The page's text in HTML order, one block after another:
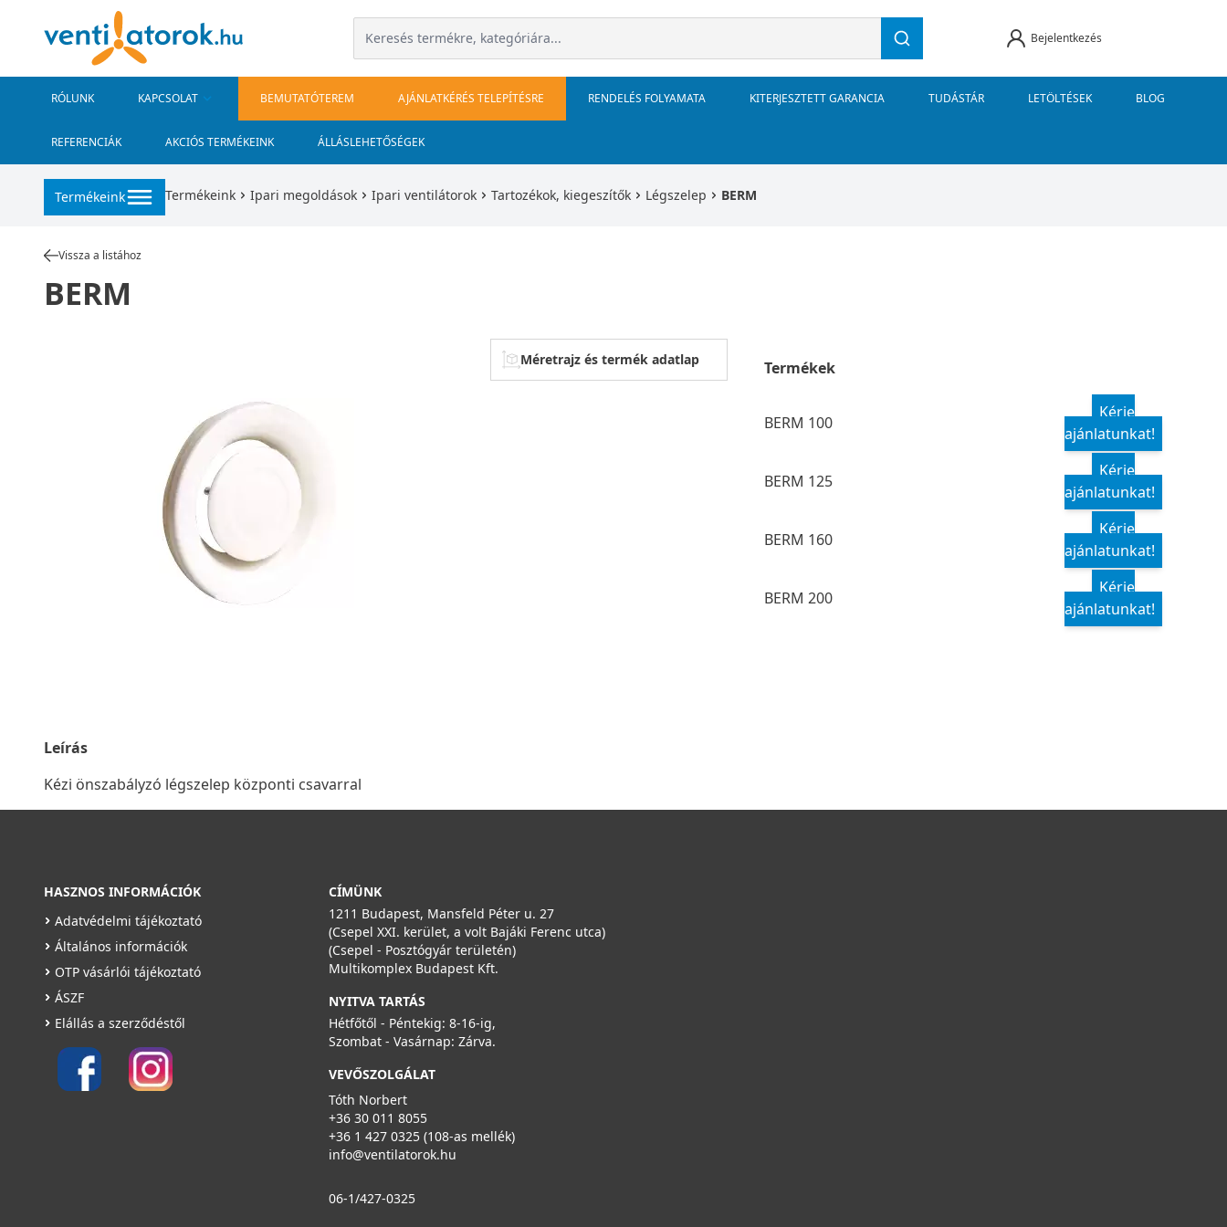
Bejelentkezés
RÓLUNK KAPCSOLAT BEMUTATÓTEREM AJÁNLATKÉRÉS TELEPÍTÉSRE RENDELÉS FOLYAMATA KITERJESZTETT GARANCIA TUDÁSTÁR LETÖLTÉSEK BLOG
REFERENCIÁK AKCIÓS TERMÉKEINK ÁLLÁSLEHETŐSÉGEK
Termékeink Termékeink Ipari megoldások Ipari ventilátorok Tartozékok, kiegeszítők Légszelep BERM
Vissza a listához
BERM
Méretrajz és termék adatlap
Leírás
Kézi önszabályzó légszelep központi csavarral
Termékek
BERM 100
Kérje
ajánlatunkat!
BERM 125
Kérje
ajánlatunkat!
BERM 160
Kérje
ajánlatunkat!
BERM 200
Kérje
ajánlatunkat!
HASZNOS INFORMÁCIÓK
Adatvédelmi tájékoztató
Általános információk
OTP vásárlói tájékoztató
ÁSZF
Elállás a szerződéstől
CÍMÜNK
1211 Budapest, Mansfeld Péter u. 27
(Csepel XXI. kerület, a volt Bajáki Ferenc utca)
(Csepel - Posztógyár területén)
Multikomplex Budapest Kft.
NYITVA TARTÁS
Hétfőtől - Péntekig: 8-16-ig,
Szombat - Vasárnap: Zárva.
VEVŐSZOLGÁLAT
Tóth Norbert
+36 30 011 8055
+36 1 427 0325 (108-as mellék)
info@ventilatorok.hu
06-1/427-0325